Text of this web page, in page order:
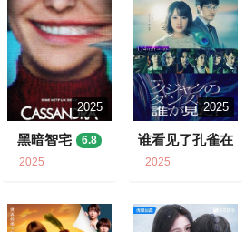
2025
黑暗智宅
6.8
2025
2025
谁看见了孔雀在
跳舞？
2025